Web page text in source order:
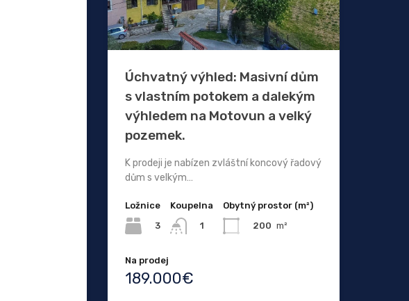
Úchvatný výhled: Masivní dům
s vlastním potokem a dalekým
výhledem na Motovun a velký
pozemek.
K prodeji je nabízen zvláštní koncový řadový
dům s velkým…
Ložnice
3
Koupelna
1
Obytný prostor (m²)
200 m²
Na prodej
189.000€